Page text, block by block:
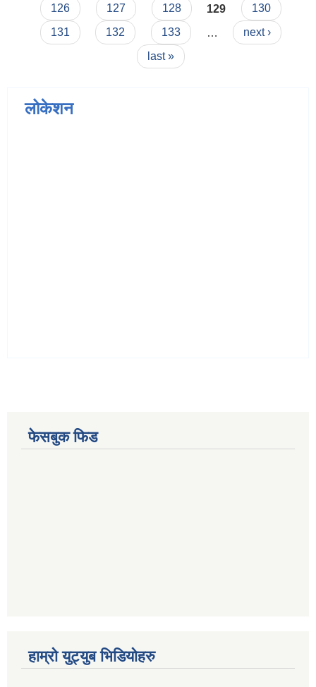
126 127 128 129
130
131
132 133
next ›
last »
लोकेशन
फेसबुक फिड
हाम्रो युट्युब भिडियोहरु